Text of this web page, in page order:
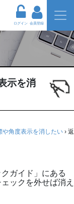
ログイン 会員登録
示を消
や角度表示を消したい › 返
ガイド」にある
ックを外せば消え